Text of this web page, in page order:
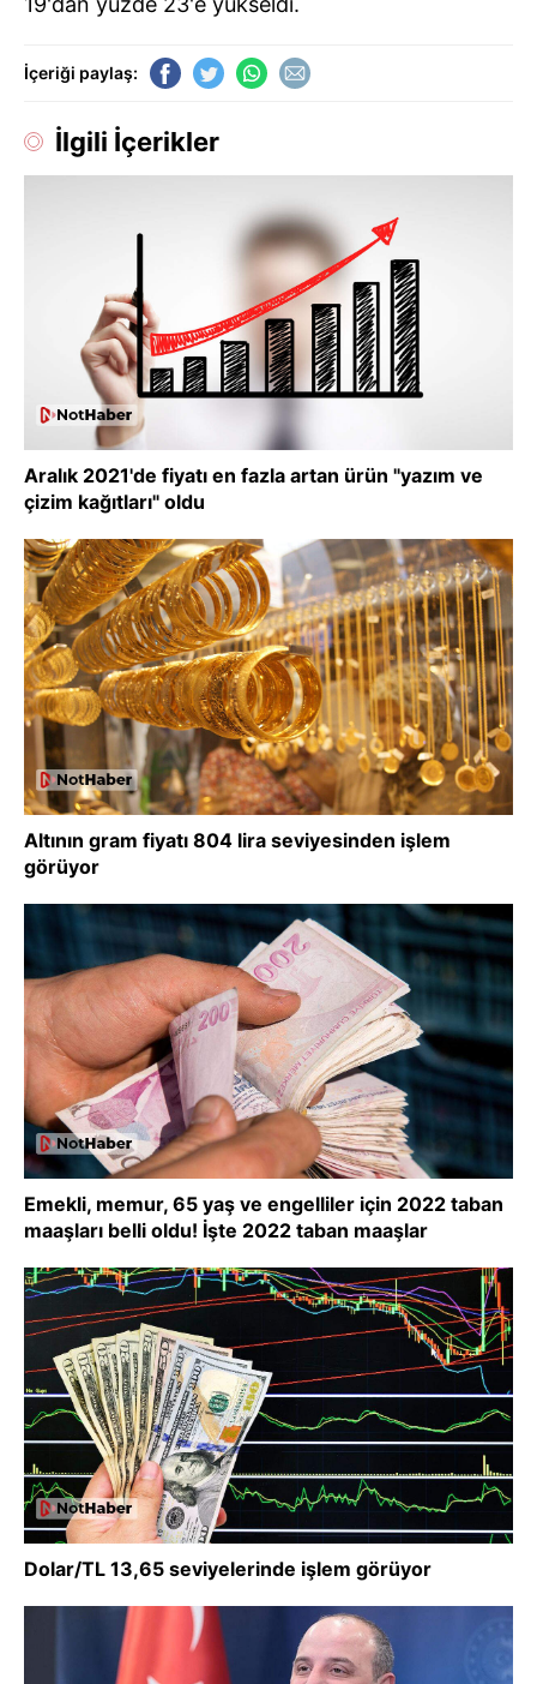
İçeriği paylaş:
İlgili İçerikler
Aralık 2021'de fiyatı en fazla artan ürün "yazım ve
çizim kağıtları" oldu
Altının gram fiyatı 804 lira seviyesinden işlem
görüyor
Emekli, memur, 65 yaş ve engelliler için 2022 taban
maaşları belli oldu! İşte 2022 taban maaşlar
Dolar/TL 13,65 seviyelerinde işlem görüyor